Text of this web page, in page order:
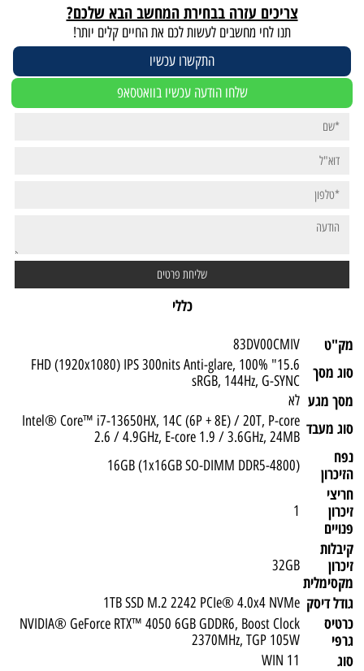
צריכים עזרה בבחירת המחשב הבא שלכם?
תנו לחי מחשבים לעשות לכם את החיים קלים יותר!
התקשרו עכשיו
שלחו הודעה עכשיו בוואטסאפ
כללי
מק"ט
83DV00CMIV
סוג מסך
15.6" FHD (1920x1080) IPS 300nits Anti-glare, 100%
sRGB, 144Hz, G-SYNC
מסך מגע לא
סוג מעבד Intel® Core™ i7-13650HX, 14C (6P + 8E) / 20T, P-core
2.6 / 4.9GHz, E-core 1.9 / 3.6GHz, 24MB
נפח
הזיכרון
(16GB (1x16GB SO-DIMM DDR5-4800
חריצי
זיכרון
פנויים
1
קיבלות
זיכרון
מקסימלית
32GB
גודל דיסק 1TB SSD M.2 2242 PCIe® 4.0x4 NVMe
כרטיס
גרפי
NVIDIA® GeForce RTX™ 4050 6GB GDDR6, Boost Clock
2370MHz, TGP 105W
סוג WIN 11